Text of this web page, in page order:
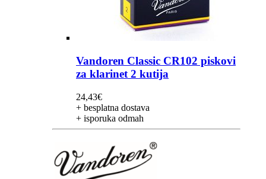
Vandoren Classic CR102 piskovi
za klarinet 2 kutija
24,43€
+ besplatna dostava
+ isporuka odmah